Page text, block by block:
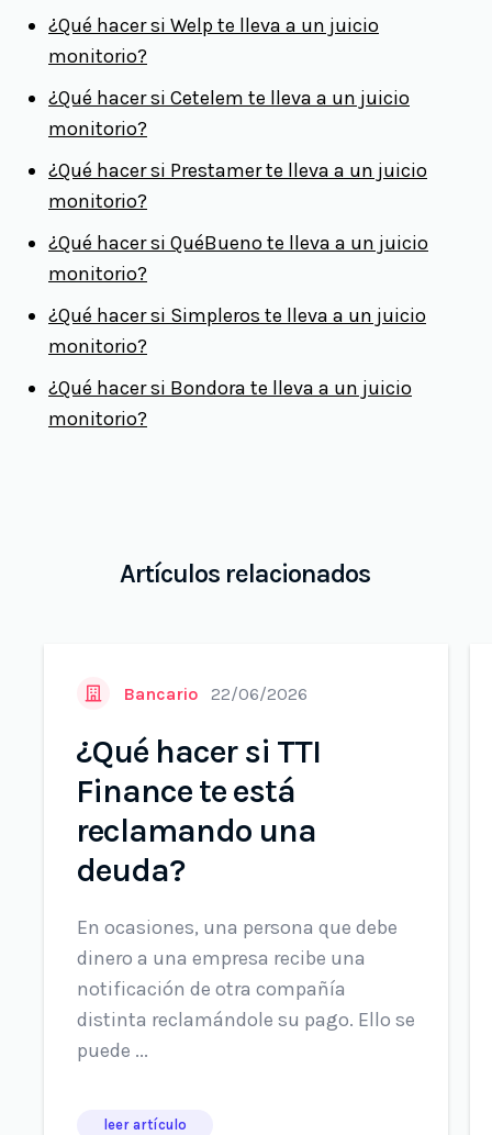
¿Qué hacer si Welp te lleva a un juicio
monitorio?
¿Qué hacer si Cetelem te lleva a un juicio
monitorio?
¿Qué hacer si Prestamer te lleva a un juicio
monitorio?
¿Qué hacer si QuéBueno te lleva a un juicio
monitorio?
¿Qué hacer si Simpleros te lleva a un juicio
monitorio?
¿Qué hacer si Bondora te lleva a un juicio
monitorio?
Artículos relacionados
Bancario 22/06/2026
¿Qué hacer si TTI
Finance te está
reclamando una
deuda?
En ocasiones, una persona que debe
dinero a una empresa recibe una
notificación de otra compañía
distinta reclamándole su pago. Ello se
puede ...
leer artículo